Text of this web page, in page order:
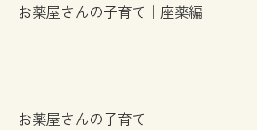
お薬屋さんの子育て｜座薬編
お薬屋さんの子育て